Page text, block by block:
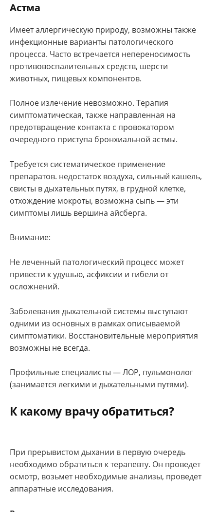
Астма
Имеет аллергическую природу, возможны также
инфекционные варианты патологического
процесса. Часто встречается непереносимость
противовоспалительных средств, шерсти
животных, пищевых компонентов.
Полное излечение невозможно. Терапия
симптоматическая, также направленная на
предотвращение контакта с провокатором
очередного приступа бронхиальной астмы.
Требуется систематическое применение
препаратов. недостаток воздуха, сильный кашель,
свисты в дыхательных путях, в грудной клетке,
отхождение мокроты, возможна сыпь — эти
симптомы лишь вершина айсберга.
Внимание:
Не леченный патологический процесс может
привести к удушью, асфиксии и гибели от
осложнений.
Заболевания дыхательной системы выступают
одними из основных в рамках описываемой
симптоматики. Восстановительные мероприятия
возможны не всегда.
Профильные специалисты — ЛОР, пульмонолог
(занимается легкими и дыхательными путями).
К какому врачу обратиться?
При прерывистом дыхании в первую очередь
необходимо обратиться к терапевту. Он проведет
осмотр, возьмет необходимые анализы, проведет
аппаратные исследования.